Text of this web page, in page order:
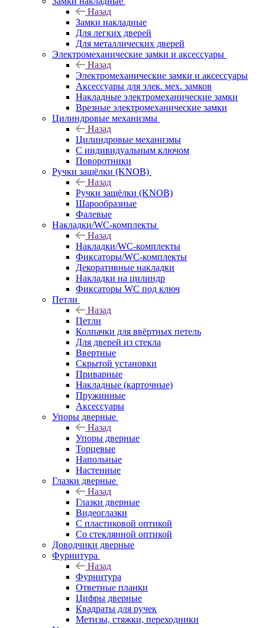
Назад
Замки накладные
Для легких дверей
Для металлических дверей
Электромеханические замки и аксессуары
Назад
Электромеханические замки и аксессуары
Аксессуары для элек. мех. замков
Накладные электромеханические замки
Врезные электромеханические замки
Цилиндровые механизмы
Назад
Цилиндровые механизмы
С индивидуальным ключом
Поворотники
Ручки защёлки (KNOB)
Назад
Ручки защёлки (KNOB)
Шарообразные
Фалевые
Накладки/WC-комплекты
Назад
Накладки/WC-комплекты
Фиксаторы/WC-комплекты
Декоративные накладки
Накладки на цилиндр
Фиксаторы WC под ключ
Петли
Назад
Петли
Колпачки для ввёртных петель
Для дверей из стекла
Ввертные
Скрытой установки
Приварные
Накладные (карточные)
Пружинные
Аксессуары
Упоры дверные
Назад
Упоры дверные
Торцевые
Напольные
Настенные
Глазки дверные
Назад
Глазки дверные
Видеоглазки
С пластиковой оптикой
Со стеклянной оптикой
Доводчики дверные
Фурнитура
Назад
Фурнитура
Ответные планки
Цифры дверные
Квадраты для ручек
Метизы, стяжки, переходники